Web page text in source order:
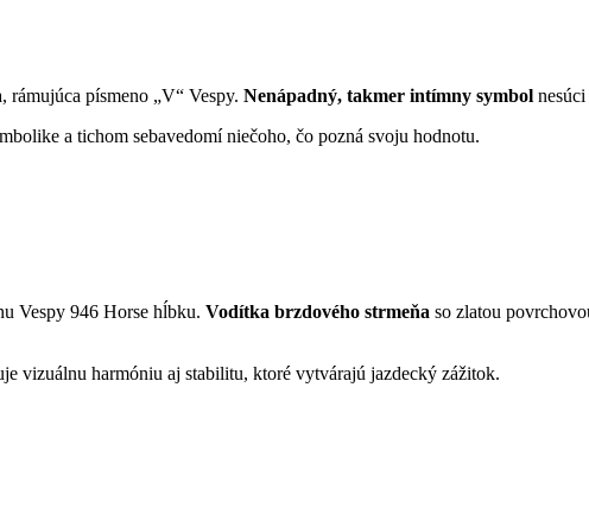
rámujúca písmeno „V“ Vespy. Nenápadný, takmer intímny symbol
a tichom sebavedomí niečoho, čo pozná svoju hodnotu.
Vespy 946 Horse hĺbku. Vodítka brzdového strmeňa so zlatou
vizuálnu harmóniu aj stabilitu, ktoré vytvárajú jazdecký zážitok.